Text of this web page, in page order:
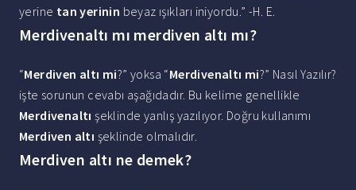
yerine tan yerinin beyaz ışıkları iniyordu.” -H. E.
Merdivenaltı mı merdiven altı mı?
“Merdiven altı mi?” yoksa “Merdivenaltı mi?” Nasıl Yazılır?
işte sorunun cevabı aşağıdadır. Bu kelime genellikle
Merdivenaltı şeklinde yanlış yazılıyor. Doğru kullanımı
Merdiven altı şeklinde olmalıdır.
Merdiven altı ne demek?